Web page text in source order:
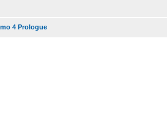
4 Prologue